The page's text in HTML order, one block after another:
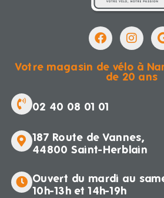
Votre magasin de vélo à
de 20 ans
02 40 08 01 01
187 Route de Vannes,
44800 Saint-Herblain
Ouvert du mardi au
10h-13h et 14h-19h